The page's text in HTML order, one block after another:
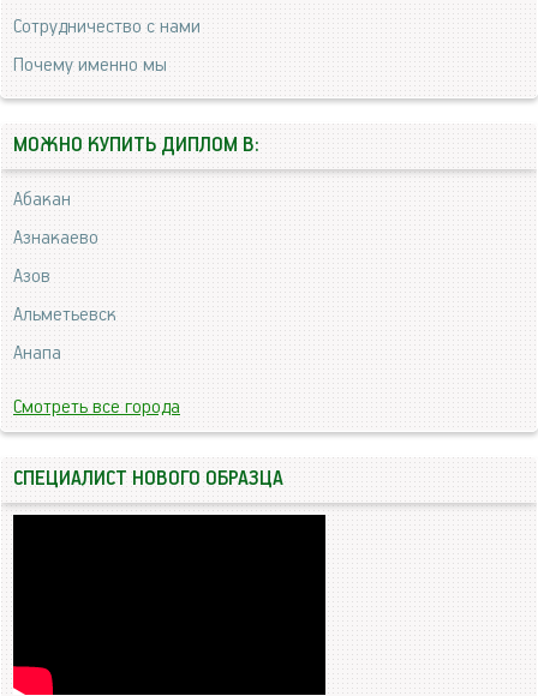
Сотрудничество с нами
Почему именно мы
МОЖНО КУПИТЬ ДИПЛОМ В:
Абакан
Азнакаево
Азов
Альметьевск
Анапа
Смотреть все города
СПЕЦИАЛИСТ НОВОГО ОБРАЗЦА